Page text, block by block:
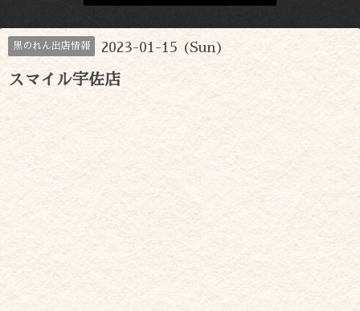
黒のれん出店情報 2023-01-15 (Sun)
スマイル宇佐店